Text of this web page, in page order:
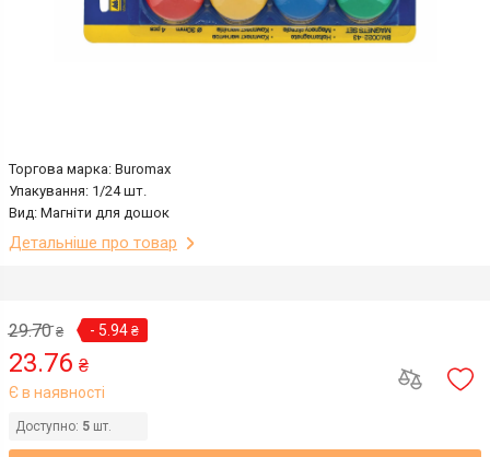
Торгова марка: Buromax
Упакування: 1/24 шт.
Вид: Магніти для дошок
Детальніше про товар
29.70 ₴ - 5.94 ₴
23.76 ₴
Є в наявності
Доступно: 5 шт.